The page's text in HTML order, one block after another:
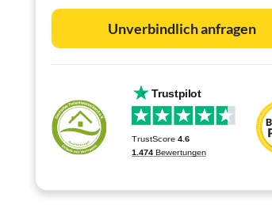
Unverbindlich anfragen